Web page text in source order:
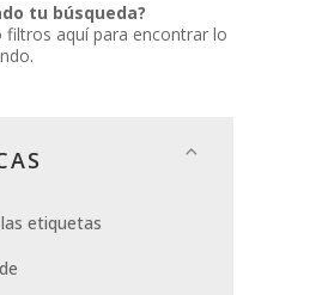
tu búsqueda?
filtros aquí para encontrar lo
etiquetas